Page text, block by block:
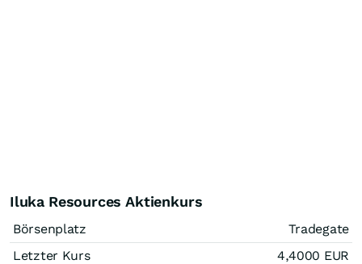
Iluka Resources Aktienkurs
Börsenplatz
Tradegate
Letzter Kurs
4,4000 EUR